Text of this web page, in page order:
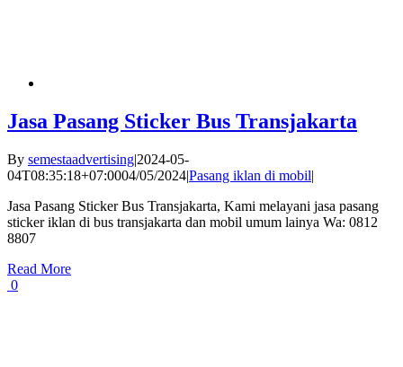
Jasa Pasang Sticker Bus Transjakarta
By semestaadvertising|2024-05-
04T08:35:18+07:0004/05/2024|Pasang iklan di mobil|
Jasa Pasang Sticker Bus Transjakarta, Kami melayani jasa pasang
sticker iklan di bus transjakarta dan mobil umum lainya Wa: 0812
8807
Read More
0